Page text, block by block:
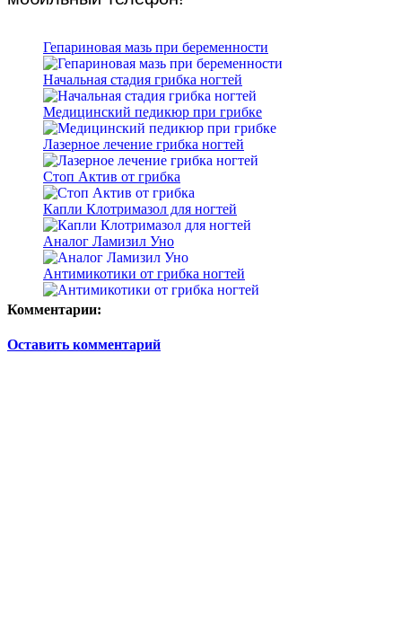
Гепариновая мазь при беременности
Начальная стадия грибка ногтей
Медицинский педикюр при грибке
Лазерное лечение грибка ногтей
Стоп Актив от грибка
Капли Клотримазол для ногтей
Аналог Ламизил Уно
Антимикотики от грибка ногтей
Комментарии:
Оставить комментарий